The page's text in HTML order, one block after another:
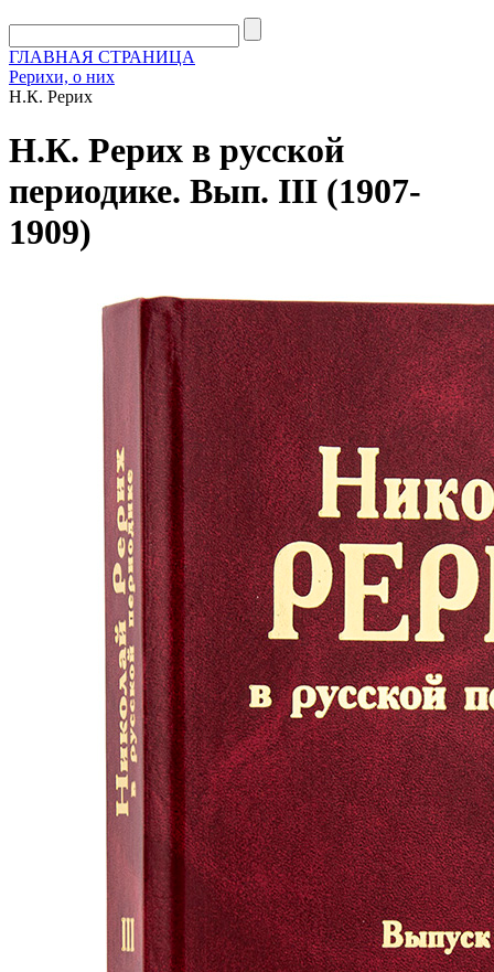
ГЛАВНАЯ СТРАНИЦА
Рерихи, о них
Н.К. Рерих
Н.К. Рерих в русской
периодике. Вып. III (1907-
1909)